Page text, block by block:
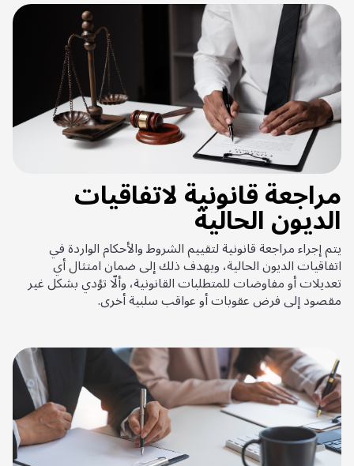
مراجعة قانونية لاتفاقيات
الديون الحالية
يتم إجراء مراجعة قانونية لتقييم الشروط والأحكام الواردة في
اتفاقيات الديون الحالية، ويهدف ذلك إلى ضمان امتثال أي
تعديلات أو مفاوضات للمتطلبات القانونية، وألّا تؤدي بشكل غير
مقصود إلى فرض عقوبات أو عواقب سلبية أخرى.